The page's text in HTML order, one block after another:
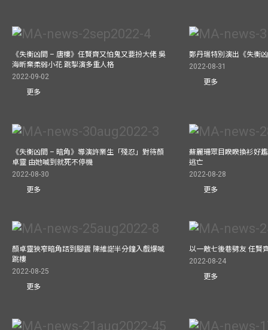
《失衡凶間 – 唐樓》任賢齊又怕鬼又要扮大佬 吳
海昕棄柔弱小花 跳掣演多重人格
2022-09-02
更多
鄭丹瑞特別演出《失衡
2022-08-31
更多
《失衡凶間 – 暗角》導演許業生「殘忍」對待顏
卓靈 由她喊到就死不停機
2022-08-30
更多
蘇麗珊眾目睽睽換衫好
逃亡
2022-08-28
更多
顏卓靈狹窄暗角踎到腳震 陳維諾半分鐘入戲爆喊
跳樓
2022-08-25
更多
以一敵七後巷劈友 任賢
2022-08-24
更多